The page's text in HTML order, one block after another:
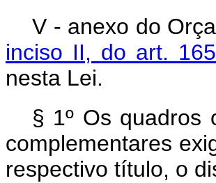
V - anexo do
inciso II, do art.
nesta Lei.
§ 1º Os quadros
complementares
respectivo título, o